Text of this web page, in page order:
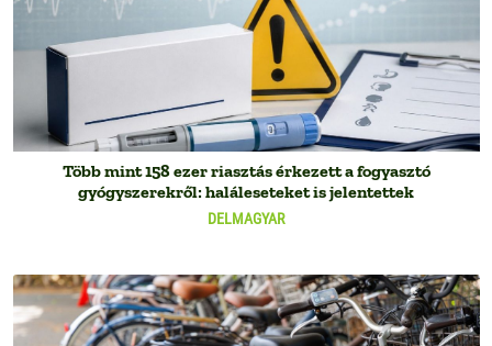
DELMAGYAR
Több mint 158 ezer riasztás érkezett a fogyasztó
gyógyszerekről: haláleseteket is jelentettek